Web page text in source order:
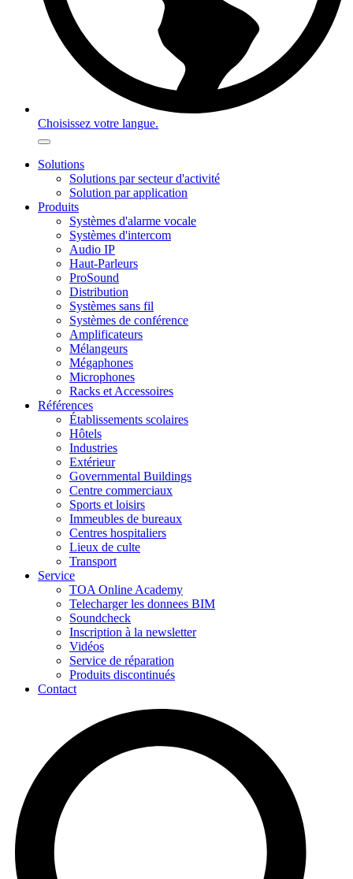
Choisissez votre langue.
Solutions
Solutions par secteur d'activité
Solution par application
Produits
Systèmes d'alarme vocale
Systèmes d'intercom
Audio IP
Haut-Parleurs
ProSound
Distribution
Systèmes sans fil
Systèmes de conférence
Amplificateurs
Mélangeurs
Mégaphones
Microphones
Racks et Accessoires
Références
Établissements scolaires
Hôtels
Industries
Extérieur
Governmental Buildings
Centre commerciaux
Sports et loisirs
Immeubles de bureaux
Centres hospitaliers
Lieux de culte
Transport
Service
TOA Online Academy
Telecharger les donnees BIM
Soundcheck
Inscription à la newsletter
Vidéos
Service de réparation
Produits discontinués
Contact